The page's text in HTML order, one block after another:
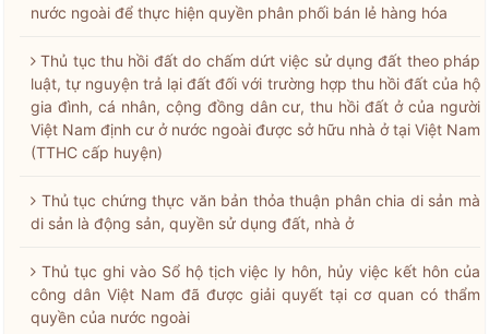
nước ngoài để thực hiện quyền phân phối bán lẻ hàng hóa
Thủ tục thu hồi đất do chấm dứt việc sử dụng đất theo pháp
luật, tự nguyện trả lại đất đối với trường hợp thu hồi đất của hộ
gia đình, cá nhân, cộng đồng dân cư, thu hồi đất ở của người
Việt Nam định cư ở nước ngoài được sở hữu nhà ở tại Việt Nam
(TTHC cấp huyện)
Thủ tục chứng thực văn bản thỏa thuận phân chia di sản mà
di sản là động sản, quyền sử dụng đất, nhà ở
Thủ tục ghi vào Sổ hộ tịch việc ly hôn, hủy việc kết hôn của
công dân Việt Nam đã được giải quyết tại cơ quan có thẩm
quyền của nước ngoài